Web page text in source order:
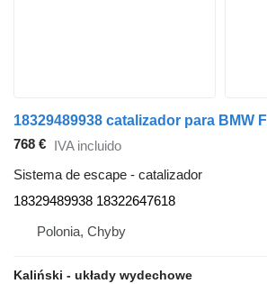
768 € IVA incluido
Sistema de escape - catalizador
18329489938 18322647618
Polonia, Chyby
Kaliński - układy wydechowe